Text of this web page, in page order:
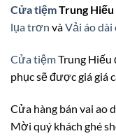
Cửa tiệmTrung Hiếu
lụa trơn vàVải áo dài
Cửa tiệmTrung Hiếu
phục sẽ được giá giá
Cửa hàng bán vai ao
Mời quý khách ghé